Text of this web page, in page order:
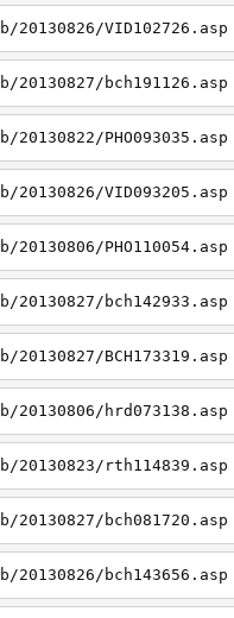
VID102726.asp
bch191126.asp
PHO093035.asp
VID093205.asp
PHO110054.asp
bch142933.asp
BCH173319.asp
hrd073138.asp
rth114839.asp
bch081720.asp
bch143656.asp